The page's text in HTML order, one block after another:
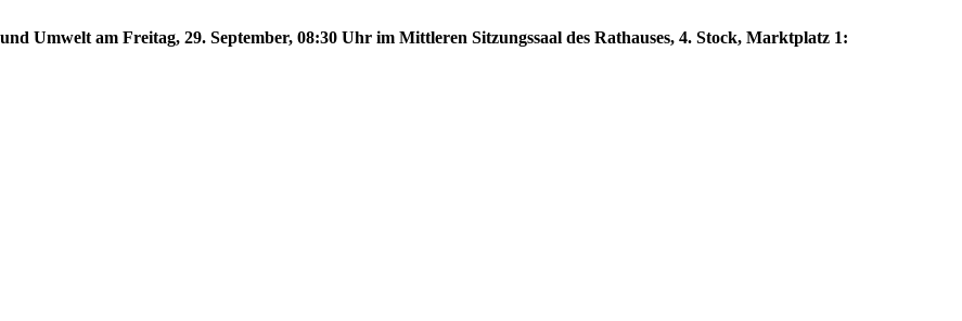
Umwelt am Freitag, 29. September, 08:30 Uhr im Mittleren Sitzungssaal des Rathauses, 4. Stock, Marktplatz 1: